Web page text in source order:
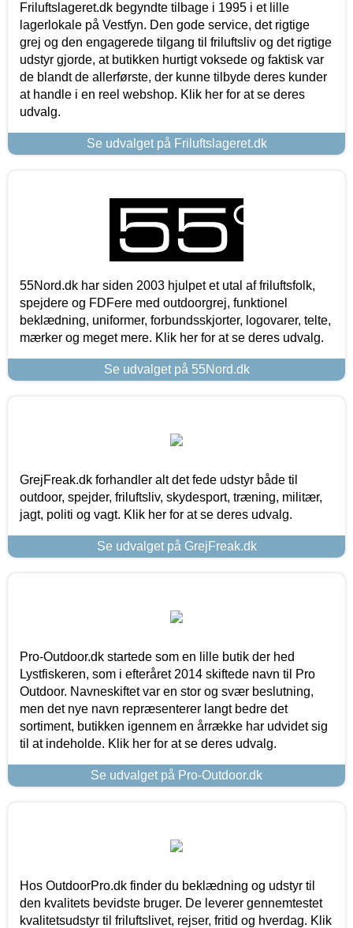
Friluftslageret.dk begyndte tilbage i 1995 i et lille
lagerlokale på Vestfyn. Den gode service, det rigtige
grej og den engagerede tilgang til friluftsliv og det rigtige
udstyr gjorde, at butikken hurtigt voksede og faktisk var
de blandt de allerførste, der kunne tilbyde deres kunder
at handle i en reel webshop. Klik her for at se deres
udvalg.
Se udvalget på Friluftslageret.dk
55Nord.dk har siden 2003 hjulpet et utal af friluftsfolk,
spejdere og FDFere med outdoorgrej, funktionel
beklædning, uniformer, forbundsskjorter, logovarer, telte,
mærker og meget mere. Klik her for at se deres udvalg.
Se udvalget på 55Nord.dk
GrejFreak.dk forhandler alt det fede udstyr både til
outdoor, spejder, friluftsliv, skydesport, træning, militær,
jagt, politi og vagt. Klik her for at se deres udvalg.
Se udvalget på GrejFreak.dk
Pro-Outdoor.dk startede som en lille butik der hed
Lystfiskeren, som i efteråret 2014 skiftede navn til Pro
Outdoor. Navneskiftet var en stor og svær beslutning,
men det nye navn repræsenterer langt bedre det
sortiment, butikken igennem en årrække har udvidet sig
til at indeholde. Klik her for at se deres udvalg.
Se udvalget på Pro-Outdoor.dk
Hos OutdoorPro.dk finder du beklædning og udstyr til
den kvalitets bevidste bruger. De leverer gennemtestet
kvalitetsudstyr til friluftslivet, rejser, fritid og hverdag. Klik